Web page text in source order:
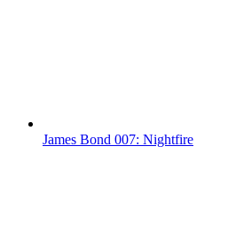
James Bond 007: Nightfire